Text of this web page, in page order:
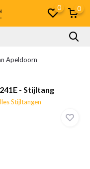
0 0
Apeldoorn
- Stijltang
Stijltangen